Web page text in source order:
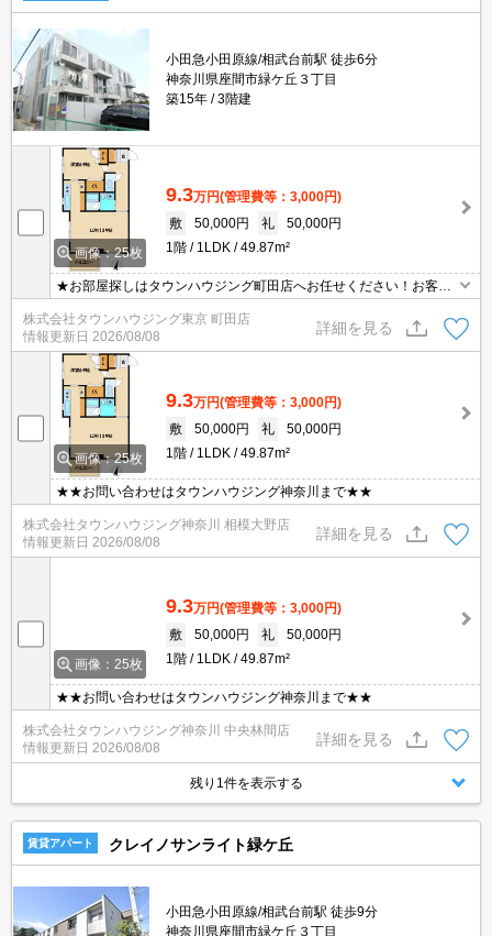
小田急小田原線/相武台前駅 徒歩6分
神奈川県座間市緑ケ丘３丁目
築15年
3階建
画像：25枚
9.3万円(管理費等：3,000円)
敷
50,000円 礼
50,000円
1階
1LDK 49.87m²
★お部屋探しはタウンハウジング町田店へお任せください！お客様
のご条件にピッタリなお部屋をご紹介可能です！！お引越しのプロ
が精一杯お手伝いさせていただきます！！★
株式会社タウンハウジング東京 町田店
情報更新日 2026/08/08
詳細を見る
画像：25枚
9.3万円(管理費等：3,000円)
敷
50,000円 礼
50,000円
1階
1LDK 49.87m²
★★お問い合わせはタウンハウジング神奈川まで★★
株式会社タウンハウジング神奈川 相模大野店
情報更新日 2026/08/08
詳細を見る
画像：25枚
9.3万円(管理費等：3,000円)
敷
50,000円 礼
50,000円
1階
1LDK 49.87m²
★★お問い合わせはタウンハウジング神奈川まで★★
株式会社タウンハウジング神奈川 中央林間店
情報更新日 2026/08/08
詳細を見る
残り1件を表示する
賃貸アパート クレイノサンライト緑ケ丘
小田急小田原線/相武台前駅 徒歩9分
神奈川県座間市緑ケ丘３丁目